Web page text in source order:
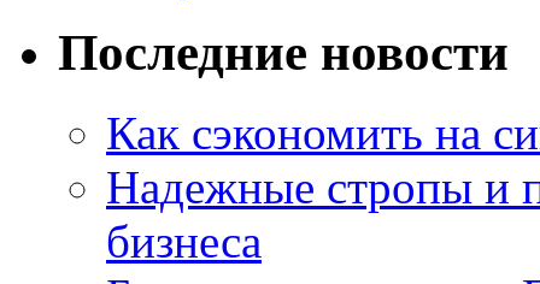
Последние новости
Как сэкономить на
Надежные стропы и
бизнеса